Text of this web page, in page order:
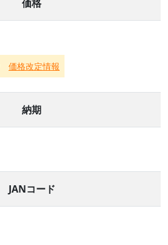
価格
価格改定情報
納期
JANコード